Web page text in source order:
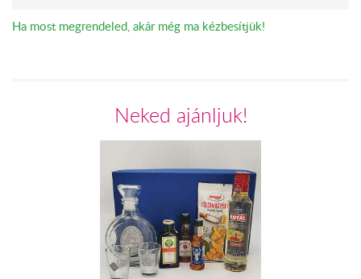
Ha most megrendeled, akár még ma kézbesítjük!
Neked ajánljuk!